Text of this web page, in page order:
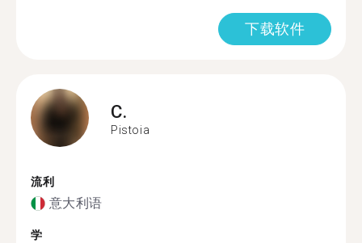
下载软件
C.
Pistoia
流利
意大利语
学